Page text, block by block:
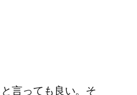
言っても良い。そ